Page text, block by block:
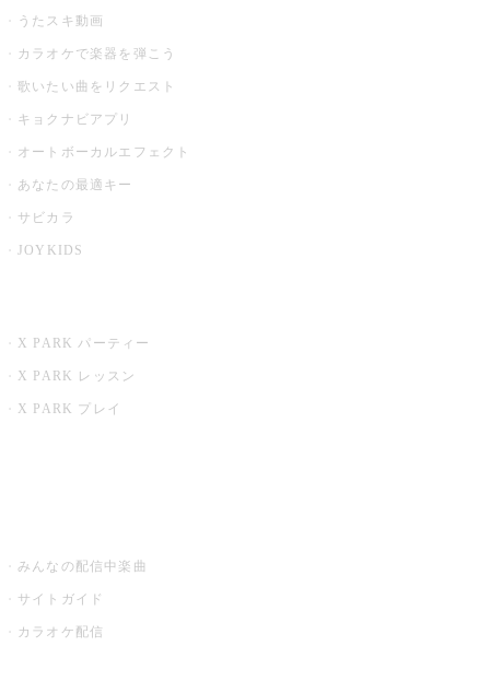
うたスキ動画
カラオケで楽器を弾こう
歌いたい曲をリクエスト
キョクナビアプリ
オートボーカルエフェクト
あなたの最適キー
サビカラ
JOYKIDS
X PARK パーティー
X PARK レッスン
X PARK プレイ
みんなの配信中楽曲
サイトガイド
カラオケ配信